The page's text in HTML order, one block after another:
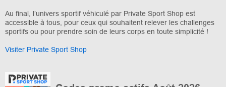
Au final, l’univers sportif véhiculé par Private Sport Shop est
accessible à tous, pour ceux qui souhaitent relever les challenges
sportifs ou pour prendre soin de leurs corps en toute simplicité !
Visiter Private Sport Shop